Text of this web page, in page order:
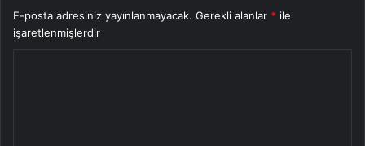
E-posta adresiniz yayınlanmayacak. Gerekli alanlar * ile
işaretlenmişlerdir